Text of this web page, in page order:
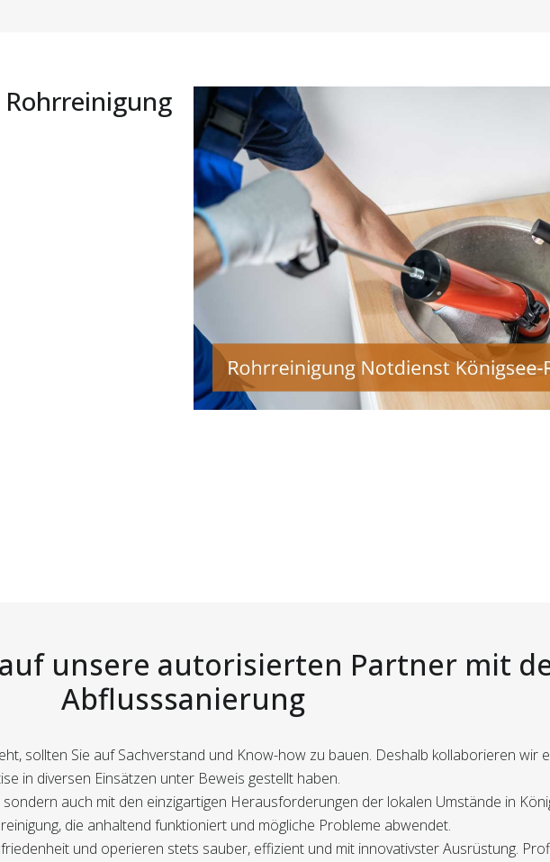
unsere autorisierten Partner mit
Abflusssanierung
sollten Sie auf Sachverstand und Know-how zu bauen. Deshalb kollaborieren wir
in diversen Einsätzen unter Beweis gestellt haben.
auch mit den einzigartigen Herausforderungen der lokalen Umstände in
die anhaltend funktioniert und mögliche Probleme abwendet.
und operieren stets sauber, effizient und mit innovativster Ausrüstung.